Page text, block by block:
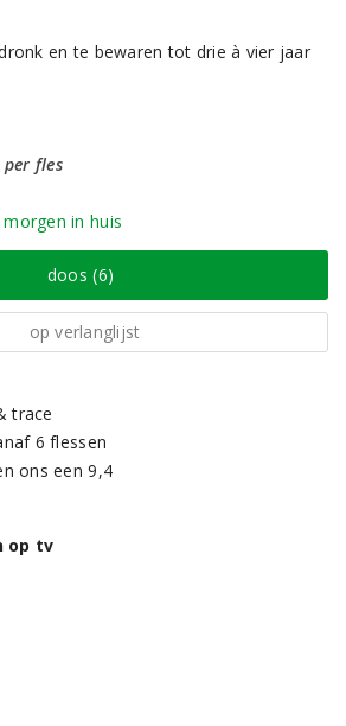
en te bewaren tot drie à vier jaar
per fles
in huis
doos (6)
op verlanglijst
trace
6 flessen
ons een 9,4
op tv